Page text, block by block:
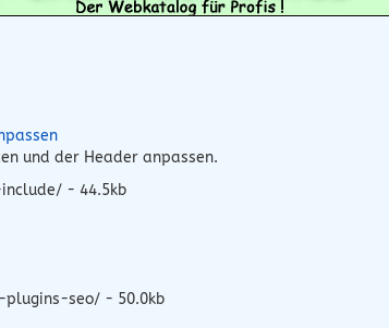
und der Header anpassen.
- 44.5kb
seo/ - 50.0kb